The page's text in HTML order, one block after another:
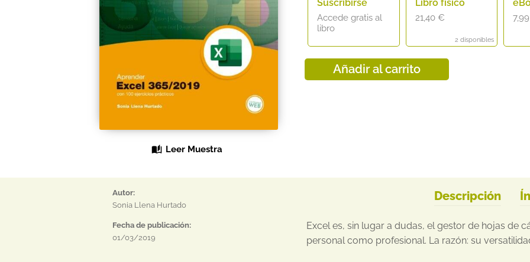
Leer Muestra
Suscribirse
Accede gratis al
libro
Libro físico
21,40 €
2 disponibles
Añadir al carrito
Autor:
Sonia Llena Hurtado
Fecha de publicación:
01/03/2019
Descripción
Excel es, sin lugar a dudas, el gestor de hojas de
personal como profesional. La razón: su